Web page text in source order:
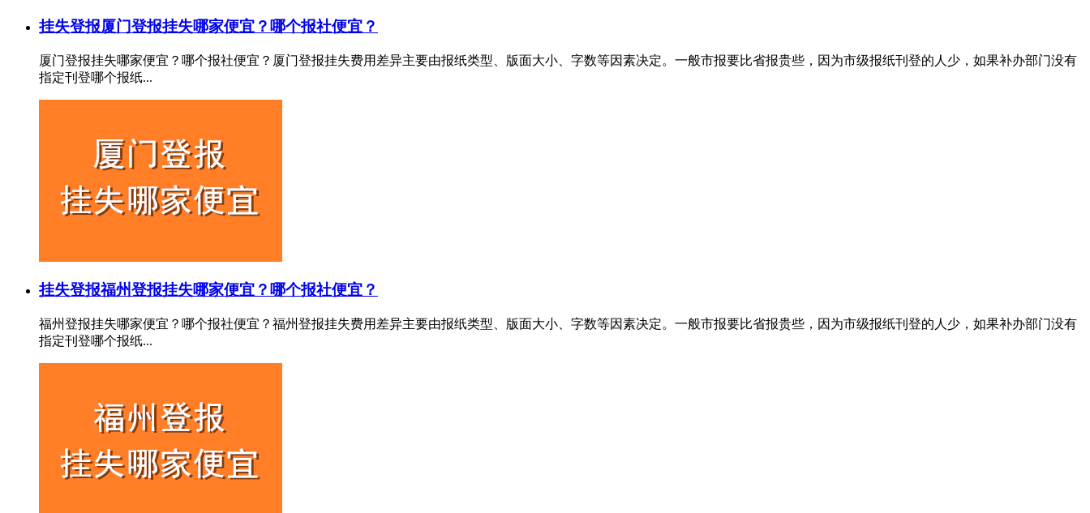
挂失登报厦门登报挂失哪家便宜？哪个报社便宜？
厦门登报挂失哪家便宜？哪个报社便宜？厦门登报挂失费用差异主要由报纸类型、版面大小、字数等因素决定。一般市报要比省报贵些，因为市级报纸刊登的人少，如果补办部门没有
指定刊登哪个报纸...
挂失登报福州登报挂失哪家便宜？哪个报社便宜？
福州登报挂失哪家便宜？哪个报社便宜？福州登报挂失费用差异主要由报纸类型、版面大小、字数等因素决定。一般市报要比省报贵些，因为市级报纸刊登的人少，如果补办部门没有
指定刊登哪个报纸...